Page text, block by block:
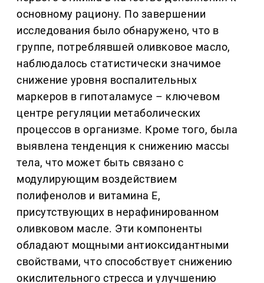
основному рациону. По завершении
исследования было обнаружено, что в
группе, потреблявшей оливковое масло,
наблюдалось статистически значимое
снижение уровня воспалительных
маркеров в гипоталамусе – ключевом
центре регуляции метаболических
процессов в организме. Кроме того, была
выявлена тенденция к снижению массы
тела, что может быть связано с
модулирующим воздействием
полифенолов и витамина Е,
присутствующих в нерафинированном
оливковом масле. Эти компоненты
обладают мощными антиоксидантными
свойствами, что способствует снижению
окислительного стресса и улучшению